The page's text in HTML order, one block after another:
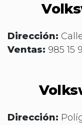
Dirección:
Ventas: 985 15
Dirección: